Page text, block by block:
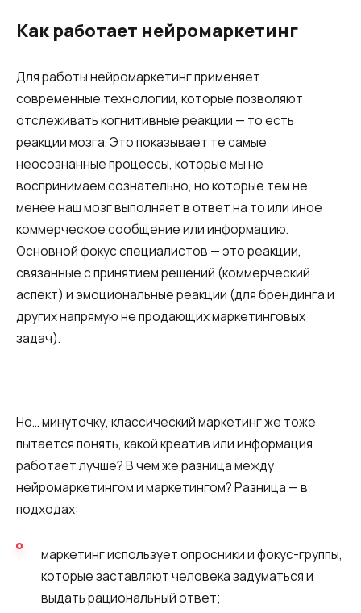
Как работает нейромаркетинг
Для работы нейромаркетинг применяет
современные технологии, которые позволяют
отслеживать когнитивные реакции — то есть
реакции мозга. Это показывает те самые
неосознанные процессы, которые мы не
воспринимаем сознательно, но которые тем не
менее наш мозг выполняет в ответ на то или иное
коммерческое сообщение или информацию.
Основной фокус специалистов — это реакции,
связанные с принятием решений (коммерческий
аспект) и эмоциональные реакции (для брендинга и
других напрямую не продающих маркетинговых
задач).
Но… минуточку, классический маркетинг же тоже
пытается понять, какой креатив или информация
работает лучше? В чем же разница между
нейромаркетингом и маркетингом? Разница — в
подходах:
маркетинг использует опросники и фокус-группы,
которые заставляют человека задуматься и
выдать рациональный ответ;